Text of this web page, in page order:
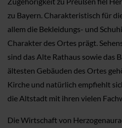
zu Bayern. Charakteristisch für
allem die Bekleidungs- und
Charakter des Ortes prägt.
sind das Alte Rathaus sowie das
ältesten Gebäuden des Ortes
Kirche und natürlich empfiehlt
die Altstadt mit ihren vielen
Die Wirtschaft von